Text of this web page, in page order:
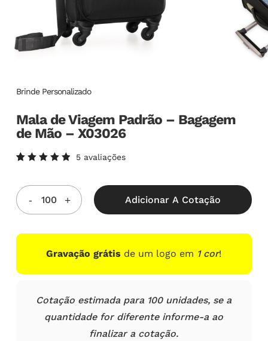
Brinde Personalizado
Mala de Viagem Padrão – Bagagem
de Mão – X03026
5.00de
5, com
baseado
em
clientes
5avaliações
Adicionar A Cotação
Gravação grátis de um logo em 1 cor!
Cotação estimada para 100 unidades, se a
quantidade for diferente informe-a ao
finalizar a cotação.